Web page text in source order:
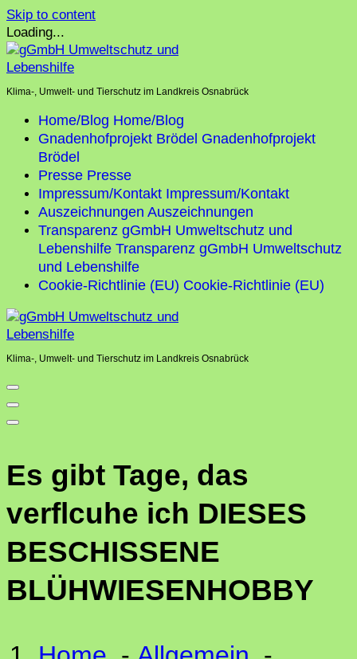
Skip to content
Loading...
Klima-, Umwelt- und Tierschutz im Landkreis Osnabrück
Home/Blog Home/Blog
Gnadenhofprojekt Brödel Gnadenhofprojekt
Brödel
Presse Presse
Impressum/Kontakt Impressum/Kontakt
Auszeichnungen Auszeichnungen
Transparenz gGmbH Umweltschutz und
Lebenshilfe Transparenz gGmbH Umweltschutz
und Lebenshilfe
Cookie-Richtlinie (EU) Cookie-Richtlinie (EU)
Klima-, Umwelt- und Tierschutz im Landkreis Osnabrück
Es gibt Tage, das
verflcuhe ich DIESES
BESCHISSENE
BLÜHWIESENHOBBY